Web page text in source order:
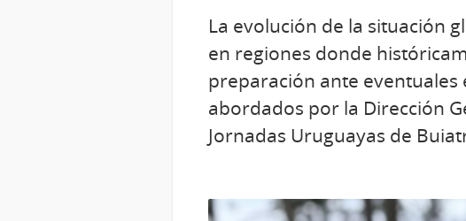
La evolución de la situación
en regiones donde
preparación ante
abordados por la Dirección
Jornadas Uruguayas de